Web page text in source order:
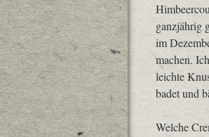
ganzjährig
im
machen.
leichte
badet und
Welche